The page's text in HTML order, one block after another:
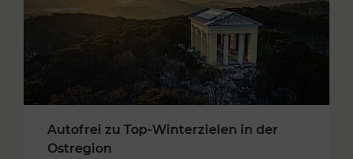
Autofrei zu Top-Winterzielen in der
Ostregion